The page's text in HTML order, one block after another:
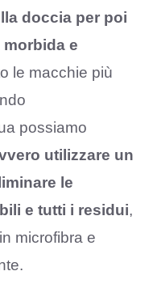
doccia per poi
e
le macchie più
possiamo
utilizzare un
le
e tutti i residui,
microfibra e